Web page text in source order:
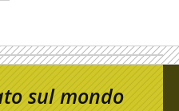
sul mondo